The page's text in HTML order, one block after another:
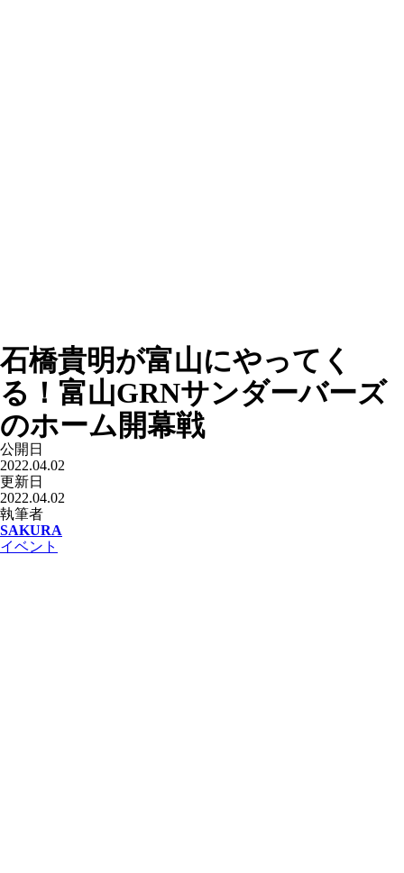
石橋貴明が富山にやってく
る！富山GRNサンダーバーズ
のホーム開幕戦
公開日
2022.04.02
更新日
2022.04.02
執筆者
SAKURA
イベント